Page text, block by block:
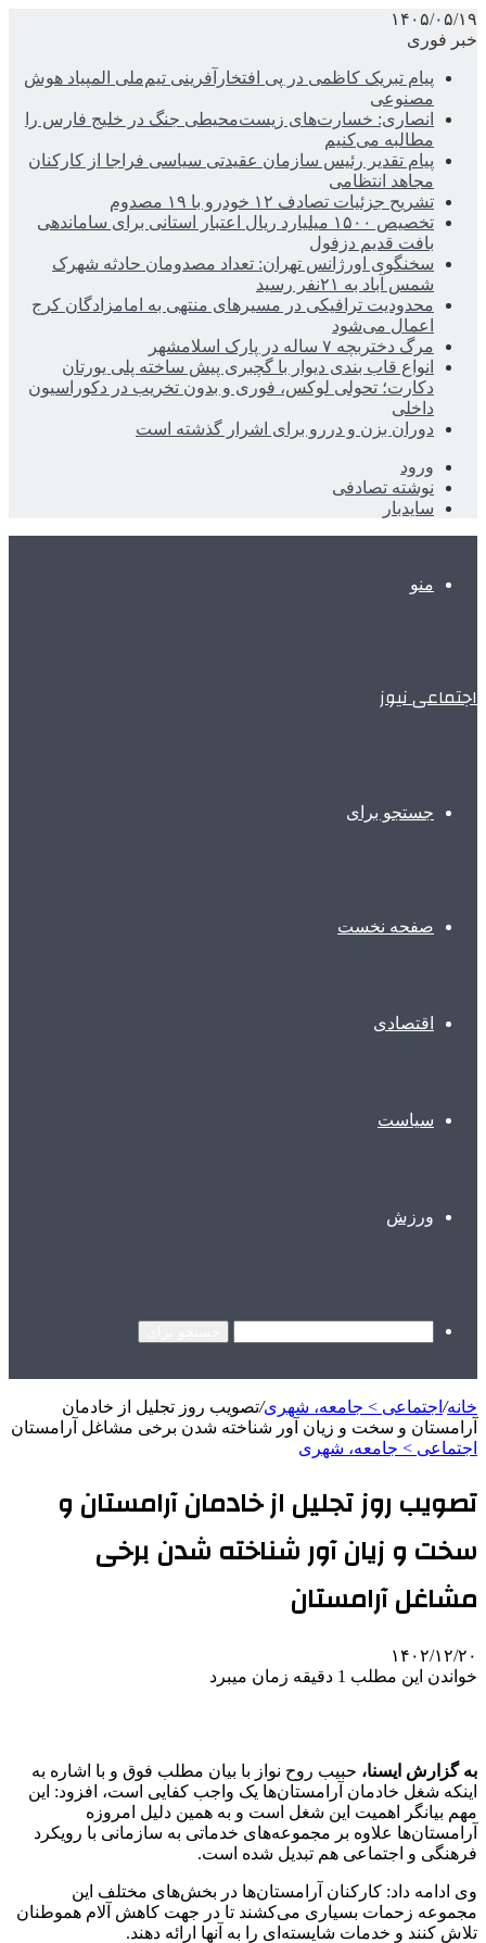
۱۴۰۵/۰۵/۱۹
خبر فوری
پیام تبریک کاظمی در پی افتخارآفرینی تیم‌ملی المپیاد هوش
مصنوعی
انصاری: خسارت‌های زیست‌محیطی جنگ در خلیج فارس را
مطالبه‌ می‌کنیم
پیام تقدیر رئیس سازمان عقیدتی سیاسی فراجا از کارکنان
مجاهد انتظامی
تشریح جزئیات تصادف ۱۲ خودرو با ۱۹ مصدوم
تخصیص ۱۵۰۰ میلیارد ریال اعتبار استانی برای ساماندهی
بافت قدیم دزفول
سخنگوی اورژانس تهران: تعداد مصدومان حادثه شهرک
شمس آباد به ۲۱نفر رسید
محدودیت ترافیکی در مسیرهای منتهی به امامزادگان کرج
اعمال می‌شود
مرگ دختربچه ۷ ساله در پارک اسلامشهر
انواع قاب بندی دیوار با گچبری پیش ساخته پلی یورتان
دکارت؛ تحولی لوکس، فوری و بدون تخریب در دکوراسیون
داخلی
دوران بزن و دررو برای اشرار گذشته است
ورود
نوشته تصادفی
سایدبار
منو
اجتماعی نیوز
جستجو برای
صفحه نخست
اقتصادی
سیاست
ورزش
خانه/ اجتماعی > جامعه، شهری/تصویب روز تجلیل از خادمان
آرامستان و سخت و زیان آور شناخته شدن برخی مشاغل آرامستان
اجتماعی > جامعه، شهری
تصویب روز تجلیل از خادمان آرامستان و
سخت و زیان آور شناخته شدن برخی
مشاغل آرامستان
۱۴۰۲/۱۲/۲۰
خواندن این مطلب 1 دقیقه زمان میبرد
به گزارش ایسنا، حبیب روح نواز با بیان مطلب فوق و با اشاره به
اینکه شغل خادمان آرامستان‌ها یک واجب کفایی است، افزود: این
مهم بیانگر اهمیت این شغل است و به همین دلیل امروزه
آرامستان‌ها علاوه بر مجموعه‌های خدماتی به سازمانی با رویکرد
فرهنگی و اجتماعی هم تبدیل شده است.
وی ادامه داد: کارکنان آرامستان‌ها در بخش‌های مختلف این
مجموعه زحمات بسیاری می‌کشند تا در جهت کاهش آلام هموطنان
تلاش کنند و خدمات شایسته‌ای را به آنها ارائه دهند.